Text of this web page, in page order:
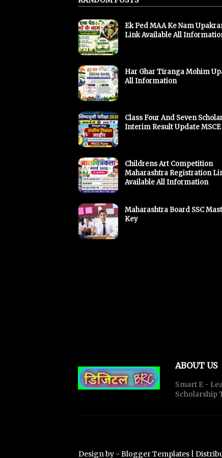
Ek Ped MAA Ke Nam
Link Available All
Har Ghar Tiranga Mohim
All Information
Class Four And Seven
Interim Result Update
Childrens Art Competition
Maharashtra Registration
Available All Information
Maharashtra Board SSC
Key
ABOUT US
Smart E -
Scholarship
Design by - Blogger Templates |